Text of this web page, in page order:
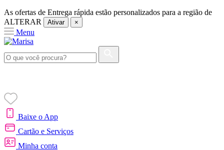
As ofertas de Entrega rápida estão personalizados para a região de
ALTERAR
Ativar ×
Menu
Baixe o App
Cartão e Serviços
Minha conta